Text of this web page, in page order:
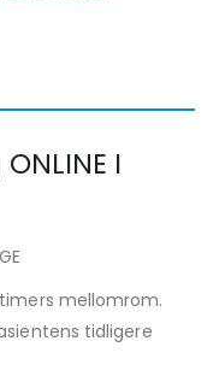
I
mellomrom.
tidligere